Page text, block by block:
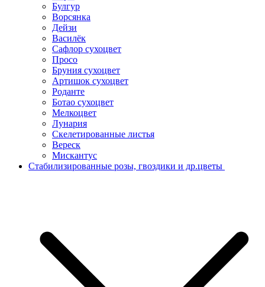
Булгур
Ворсянка
Дейзи
Василёк
Сафлор сухоцвет
Просо
Бруния сухоцвет
Артишок сухоцвет
Роданте
Ботао сухоцвет
Мелкоцвет
Лунария
Скелетированные листья
Вереск
Мискантус
Стабилизированные розы, гвоздики и др.цветы